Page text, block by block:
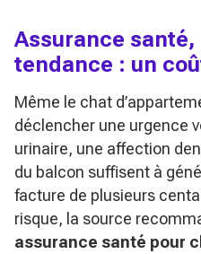
Assurance
tendance : un
Même le chat
déclencher une urgence
urinaire, une affection
du balcon suffisent à
facture de plusieurs
risque, la source
assurance santé pour